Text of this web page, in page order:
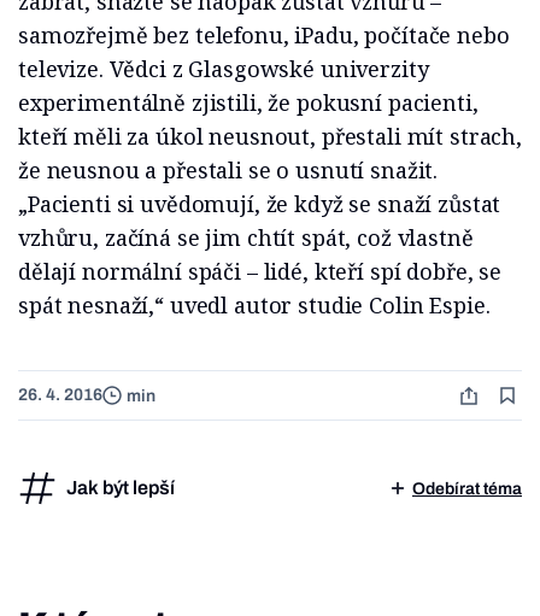
samozřejmě bez telefonu, iPadu, počítače nebo
televize. Vědci z Glasgowské univerzity
experimentálně zjistili, že pokusní pacienti,
kteří měli za úkol neusnout, přestali mít strach,
že neusnou a přestali se o usnutí snažit.
„Pacienti si uvědomují, že když se snaží zůstat
vzhůru, začíná se jim chtít spát, což vlastně
dělají normální spáči – lidé, kteří spí dobře, se
spát nesnaží,“ uvedl autor studie Colin Espie.
26. 4. 2016 min
Jak být lepší Odebírat téma